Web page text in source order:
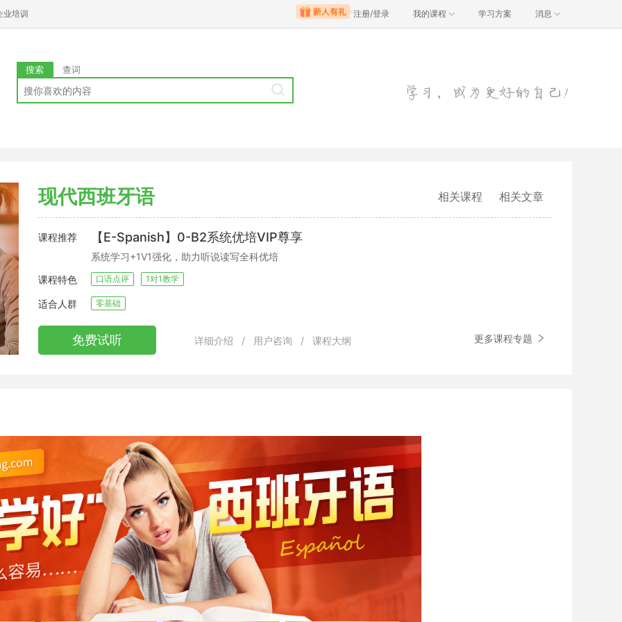
业培训 注册/登录 我的课程 学习方案 消息
搜索 查词
现代西班牙语 相关文章
相关课程
课程推荐 【E-Spanish】0-B2系统优培VIP尊享
系统学习+1V1强化，助力听说读写全科优培
课程特色
口语点评 1对1教学
适合人群 零基础
免费试听 详细介绍 / 用户咨询 / 课程大纲 更多课程专题